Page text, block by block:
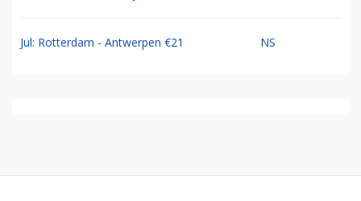
Jul: Rotterdam - Antwerpen €21 NS